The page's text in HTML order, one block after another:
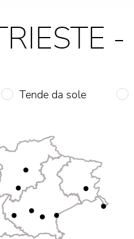
-
Tende da sole